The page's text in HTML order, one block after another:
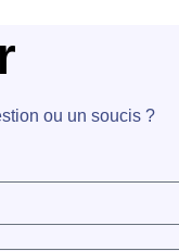
ou un soucis ?